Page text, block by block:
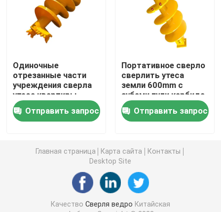
разделитель грязи
Ведро Belling
Самосхват молотка
Длинное червячное сверло
Система трубы Tremie
Одиночные
отрезанные части
учреждения сверла
утеса квартиры
600mm
Отправить запрос
Портативное сверло
сверлить утеса
земли 600mm с
зубами пули карбида
вольфрама
Отправить запрос
Главная страница Карта сайта
Контакты
Desktop Site
Качество Сверля ведро Китайская